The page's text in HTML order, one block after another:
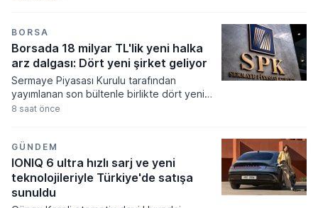
üzerinden yapılan son bildirimlerde
aralarında enerji ve gayrimenkul
sektöründen dev isimlerin de bulunduğu
altı farklı kuruluşun piyasadan alım yaptığı
görülüyor.
BORSA
Borsada 18 milyar TL'lik yeni halka
arz dalgası: Dört yeni şirket geliyor
Sermaye Piyasası Kurulu tarafından
yayımlanan son bültenle birlikte dört yeni
şirketin halka arz başvurusuna onay
akın zamanda talep toplama sürecine
başlayarak borsaya adım atacaklar Çitlekçi
Mağazacılık, Teknika Plast, Türker Vangölü
Enerji ve Kapeks Kimya oldu.
8 saat önce
GÜNDEM
IONIQ 6 ultra hızlı sarj ve yeni
teknolojileriyle Türkiye'de satışa
sunuldu